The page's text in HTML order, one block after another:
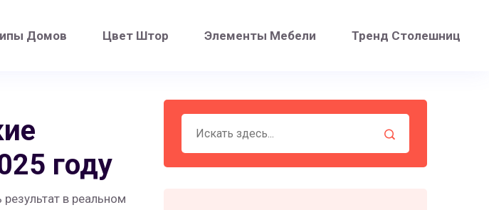
Домов Цвет Штор Элементы Мебели Тренд Столешниц
году
в реальном